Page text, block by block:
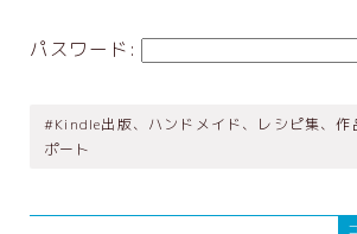
お問い合わせ
【会員専用】オンラインテキスト
パスワード:
#Kindle出版、ハンドメイド、レシピ集、作
ポート